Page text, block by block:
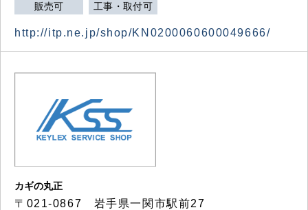
販売可 工事・取付可
http://itp.ne.jp/shop/KN0200060600049666/
カギの丸正
〒021-0867 岩手県一関市駅前27